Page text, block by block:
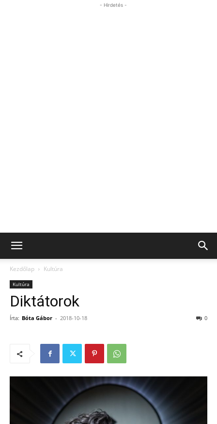
- Hirdetés -
Kezdőlap Kultúra
Kultúra
Diktátorok
Írta: Bóta Gábor - 2018-10-18 0